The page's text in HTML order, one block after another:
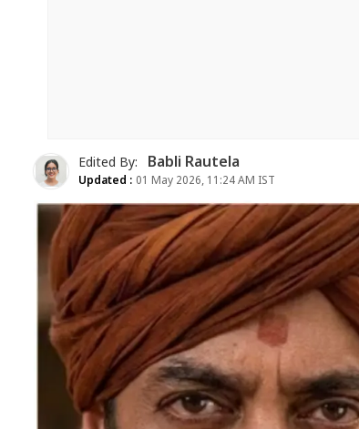
Edited By: Babli Rautela
Updated : 01 May 2026, 11:24 AM IST